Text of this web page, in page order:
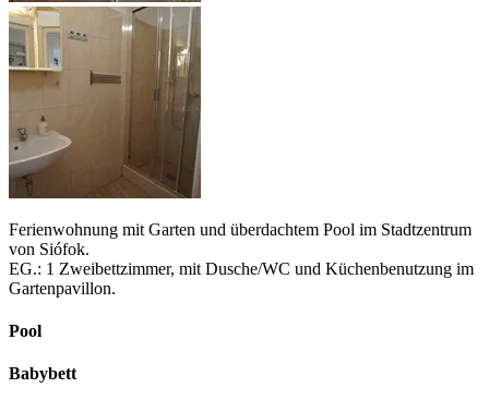
Ferienwohnung mit Garten und überdachtem Pool im Stadtzentrum
von Siófok.
EG.: 1 Zweibettzimmer, mit Dusche/WC und Küchenbenutzung im
Gartenpavillon.
Pool
Babybett